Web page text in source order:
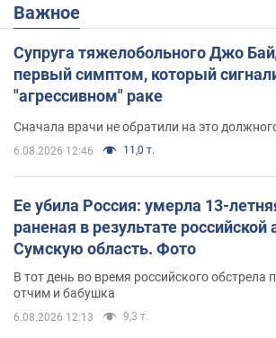
Важное
Супруга тяжелобольного Джо
первый симптом, который
"агрессивном" раке
Сначала врачи не обратили на это
6.08.2026 12:46 11,0 т.
Ее убила Россия: умерла 13-
раненая в результате российской
Сумскую область. Фото
В тот день во время российского обстрела
отчим и бабушка
6.08.2026 12:13 9,3 т.